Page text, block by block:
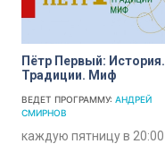
Пётр Первый: История.
Традиции. Миф
ВЕДЕТ ПРОГРАММУ: АНДРЕЙ
СМИРНОВ
каждую пятницу в 20:00